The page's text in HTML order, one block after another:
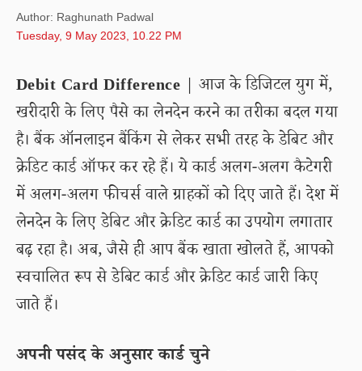
Author: Raghunath Padwal
Tuesday, 9 May 2023, 10.22 PM
Debit Card Difference | आज के डिजिटल युग में,
खरीदारी के लिए पैसे का लेनदेन करने का तरीका बदल गया
है। बैंक ऑनलाइन बैंकिंग से लेकर सभी तरह के डेबिट और
क्रेडिट कार्ड ऑफर कर रहे हैं। ये कार्ड अलग-अलग कैटेगरी
में अलग-अलग फीचर्स वाले ग्राहकों को दिए जाते हैं। देश में
लेनदेन के लिए डेबिट और क्रेडिट कार्ड का उपयोग लगातार
बढ़ रहा है। अब, जैसे ही आप बैंक खाता खोलते हैं, आपको
स्वचालित रूप से डेबिट कार्ड और क्रेडिट कार्ड जारी किए
जाते हैं।
अपनी पसंद के अनुसार कार्ड चुने